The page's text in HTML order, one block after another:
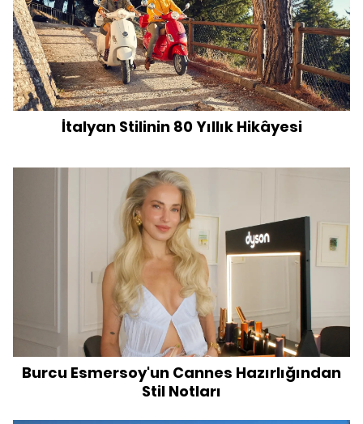
İtalyan Stilinin 80 Yıllık Hikâyesi
Burcu Esmersoy'un Cannes Hazırlığından
Stil Notları